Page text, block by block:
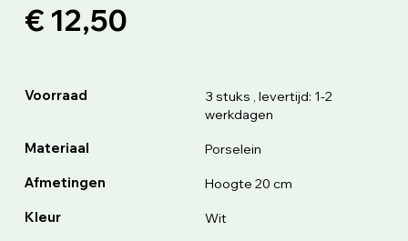
€ 12,50
Voorraad 3 stuks , levertijd: 1-2
werkdagen
Materiaal Porselein
Afmetingen Hoogte 20 cm
Kleur Wit